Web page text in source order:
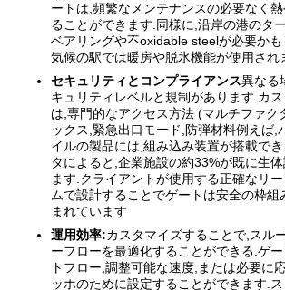
ートは,頻繁なメンテナンスの必要なく
ることができます.同様に,沿岸の港のタ
ベアリングや不oxidable steelが必要か
気候の駅では暖房や脱氷機能が使用され
セキュリティとコンプライアンス異なる
キュリティレベルと規制があります.カ
は,専門的なアクセス方法 (マルチファク
ックス,緊急出口モード,防弾材料例えば,
イルの製品には,組み込み装置が搭載でき
タによると,企業施設の約33%が既に生
ます.クライアントが使用する正確なリ
ムで設計することでゲートは安全の枠組
まれています
運用効率:カスタマイズすることで,スル
ーフローを最適化することができる.ゲ
トフロー,調整可能な速度,または必要に
ッホのために設定することができます.